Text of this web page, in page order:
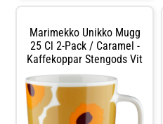
Marimekko Unikko Mugg
25 Cl 2-Pack / Caramel -
Kaffekoppar Stengods Vit